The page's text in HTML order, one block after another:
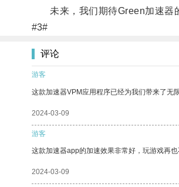
未来，我们期待Green加速器的
#3#
评论
游客
这款加速器VPM应用程序已经为我们带来了无
2024-03-09
游客
这款加速器app的加速效果非常好，玩游戏再
2024-03-09